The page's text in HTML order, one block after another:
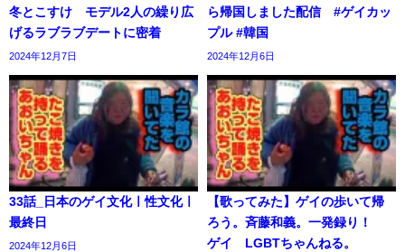
冬とこすけ モデル2人の繰り広
げるラブラブデートに密着
2024年12月7日
ら帰国しました配信 #ゲイカッ
プル #韓国
2024年12月6日
33話_日本のゲイ文化ㅣ性文化ㅣ
最終日
2024年12月6日
【歌ってみた】ゲイの歩いて帰
ろう。斉藤和義。一発録り！
ゲイ LGBTちゃんねる。